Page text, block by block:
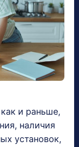
и раньше,
наличия
установок,